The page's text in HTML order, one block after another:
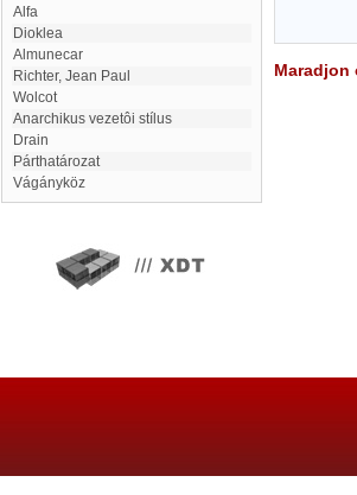
alfa
Dioklea
Almunecar
Richter, Jean Paul
Wolcot
Anarchikus vezetôi stílus
Drain
Párthatározat
Vágányköz
Maradjon